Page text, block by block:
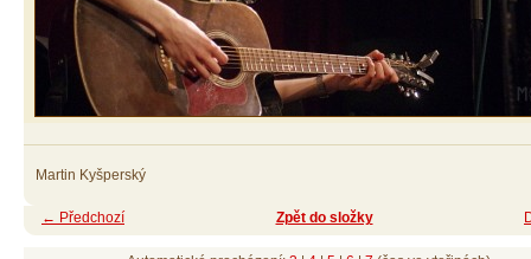
Martin Kyšperský
← Předchozí Zpět do složky